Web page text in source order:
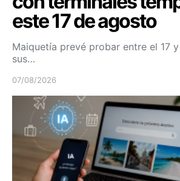
este 17 de agosto
Maiquetía prevé probar entre el 17
sus…
07/08/2026